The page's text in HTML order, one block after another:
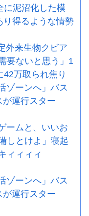
に泥沼化した模
り得るような情勢
外来生物クビア
要ないと思う」1
万取られ焦り
ゾーンへ」バス
が運行スター
ームと、いいお
しとけよ」寝起
ィィィィ
ゾーンへ」バス
が運行スター